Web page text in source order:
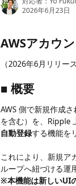
2026年6月23日
AWSアカウ
（2026年6月リリース
■ 概要
AWS 側で新規作成
を含む）を、Ripple
自動登録する機能を
これにより、新規ア
ループへ紐づける運
※本機能は新しいUI